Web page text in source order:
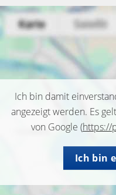
Ich bin damit
angezeigt werden. Es
von Google (https://
Ich bin